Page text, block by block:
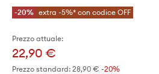
-20% extra -5%* con codice OFF
Prezzo attuale:
22,90 €
Prezzo standard: 28,90 € -20%